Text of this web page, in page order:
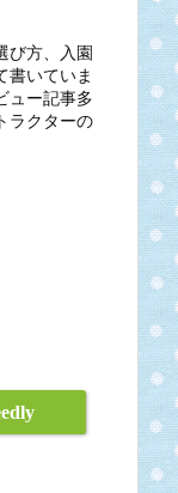
び方、入園
書いていま
ュー記事多
ラクターの